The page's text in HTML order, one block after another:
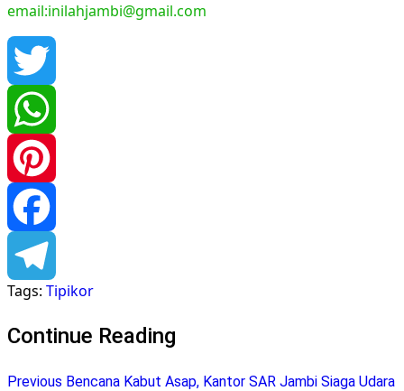
email:inilahjambi@gmail.com
Twitter
WhatsApp
Pinterest
Facebook
Telegram
Tags: Tipikor
Continue Reading
Previous Bencana Kabut Asap, Kantor SAR Jambi Siaga Udara